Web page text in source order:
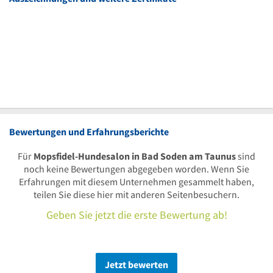
Bewertungen und Erfahrungsberichte
Für Mopsfidel-Hundesalon in Bad Soden am Taunussind
noch keine Bewertungen abgegeben worden. Wenn Sie
Erfahrungen mit diesem Unternehmen gesammelt haben,
teilen Sie diese hier mit anderen Seitenbesuchern.
Geben Sie jetzt die erste Bewertung ab!
Jetzt bewerten